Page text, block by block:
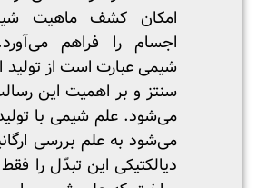
امکان کشف ماهیت
اجسام را فراهم
شیمی عبارت است از تولید
سنتز و بر اهمیت این
می‌شود. علم شیمی با
می‌شود به علم بررسی
دیالکتیکی این تبدّل را